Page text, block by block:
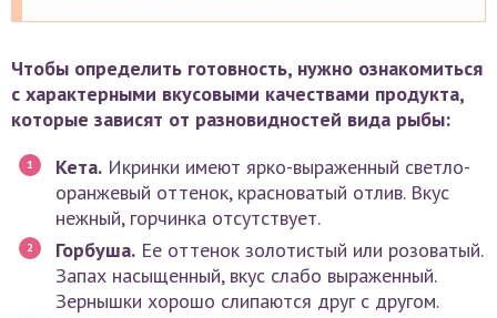
Чтобы определить готовность, нужно ознакомиться
с характерными вкусовыми качествами продукта,
которые зависят от разновидностей вида рыбы:
Кета. Икринки имеют ярко-выраженный светло-
оранжевый оттенок, красноватый отлив. Вкус
нежный, горчинка отсутствует.
Горбуша. Ее оттенок золотистый или розоватый.
Запах насыщенный, вкус слабо выраженный.
Зернышки хорошо слипаются друг с другом.